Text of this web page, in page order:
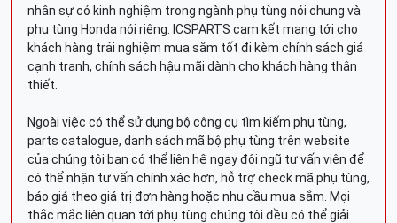
nhân sự có kinh nghiệm trong ngành phụ tùng nói chung và
phụ tùng Honda nói riêng. ICSPARTS cam kết mang tới cho
khách hàng trải nghiệm mua sắm tốt đi kèm chính sách giá
cạnh tranh, chính sách hậu mãi dành cho khách hàng thân
thiết.
Ngoài việc có thể sử dụng bộ công cụ tìm kiếm phụ tùng,
parts catalogue, danh sách mã bộ phụ tùng trên website
của chúng tôi bạn có thể liên hệ ngay đội ngũ tư vấn viên để
có thể nhận tư vấn chính xác hơn, hỗ trợ check mã phụ tùng,
báo giá theo giá trị đơn hàng hoặc nhu cầu mua sắm. Mọi
thắc mắc liên quan tới phụ tùng chúng tôi đều có thể giải